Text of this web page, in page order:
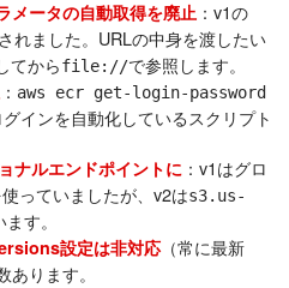
ータの自動取得を廃止 ：v1の
れました。URLの中身を渡したい
てからfile://で参照します。
： aws ecr get-login-password
インを自動化しているスクリプト
ナルエンドポイントに ：v1はグロ
っていましたが、v2はs3.us-
す。
設定は非対応（常に最新
ります。